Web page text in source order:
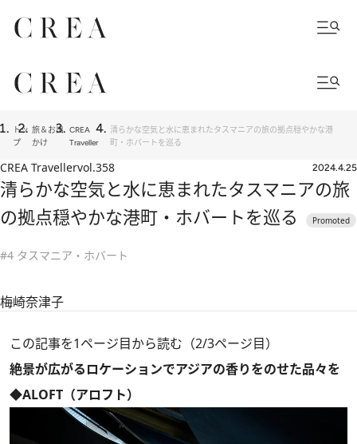
トッ
プ
旅＆お出
かけ
CREA
Traveller
清らかな空気と水に恵まれたタスマニアの旅の拠点穏やかな港
町・ホバートを巡る
CREA Travellervol.358 2024.4.25
清らかな空気と水に恵まれたタスマニアの旅
の拠点穏やかな港町・ホバートを巡る
#4 タスマニア・ホバート
梅崎奈津子
この記事を1ページ目から読む（2/3ページ目）
絶景が広がるロケーションでアジアの香りをのせた品々を
◆ALOFT（アロフト）